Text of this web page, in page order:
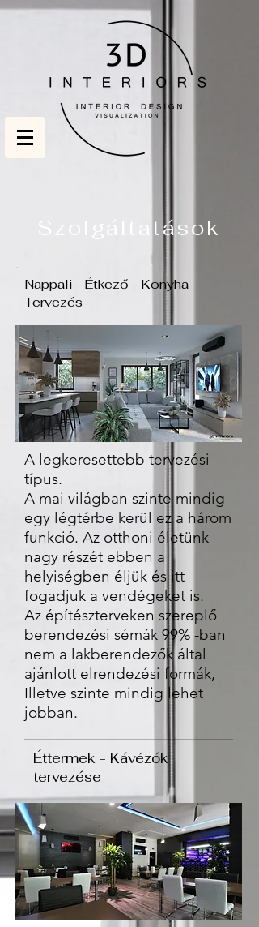
Szolgáltatások
Nappali - Étkező - Konyha
Tervezés
A legkeresettebb tervezési
típus.
A mai világban szinte mindig
egy légtérbe kerül ez a három
funkció. Az otthoni életünk
nagy részét ebben a
helyiségben éljük és itt
fogadjuk a vendégeket is.
Az építészterveken szereplő
berendezési sémák 99% -ban
nem a lakberendezők által
ajánlott elrendezési formák,
Illetve szinte mindig lehet
jobban.
Éttermek - Kávézók
tervezése